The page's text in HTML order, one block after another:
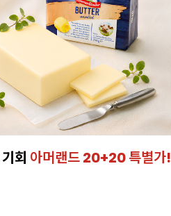
회 아머랜드 20+20 특별가!